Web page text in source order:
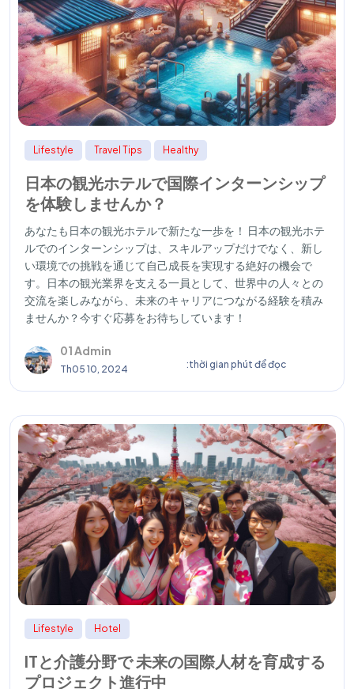
Lifestyle Travel Tips Healthy
日本の観光ホテルで国際インターンシップ
を体験しませんか？
あなたも日本の観光ホテルで新たな一歩を！ 日本の観光ホテ
ルでのインターンシップは、スキルアップだけでなく、新し
い環境での挑戦を通じて自己成長を実現する絶好の機会で
す。日本の観光業界を支える一員として、世界中の人々との
交流を楽しみながら、未来のキャリアにつながる経験を積み
ませんか？今すぐ応募をお待ちしています！
01 Admin
Th05 10, 2024 :thời gian phút để đọc
Lifestyle Hotel
ITと介護分野で 未来の国際人材を育成する
プロジェクト進行中